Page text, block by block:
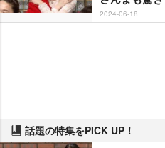
2024-06-18
話題の特集をPICK UP！